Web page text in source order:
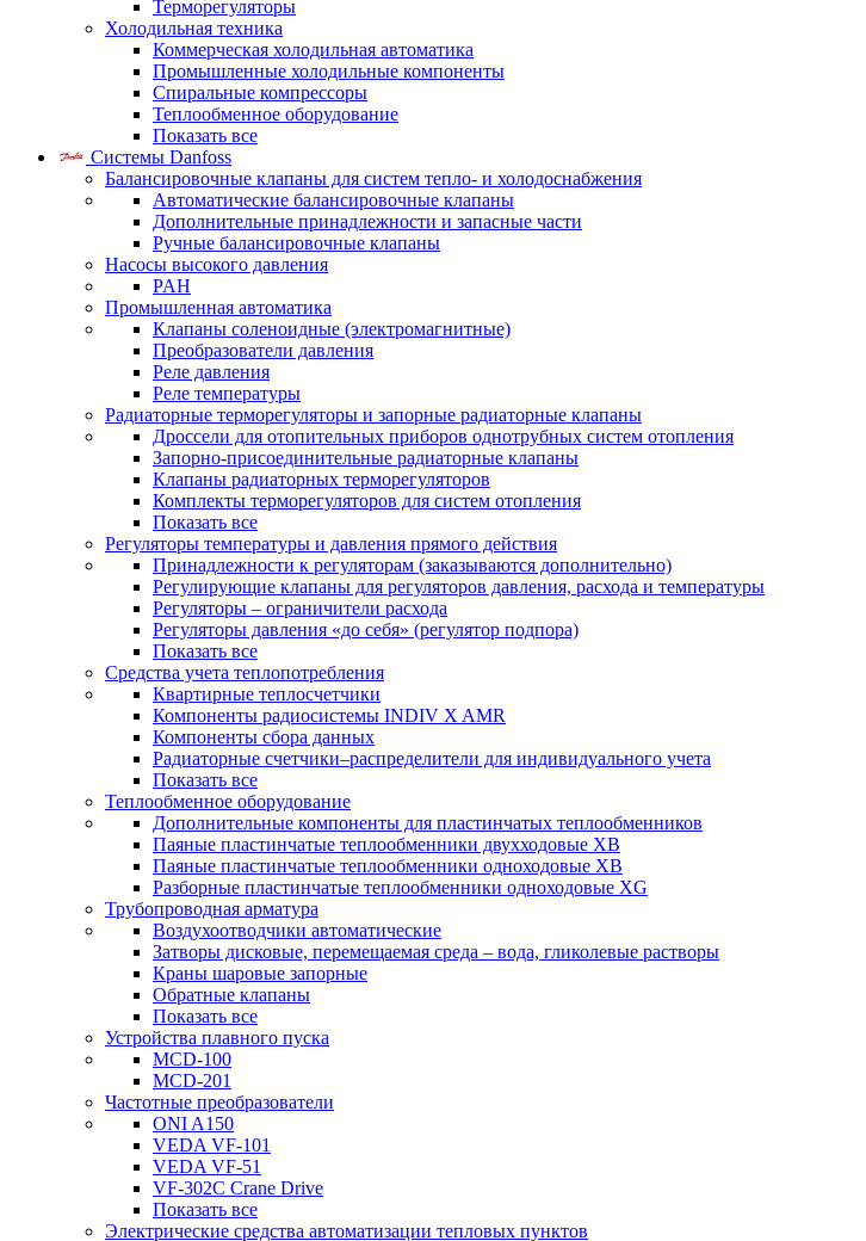
Терморегуляторы
Холодильная техника
Коммерческая холодильная автоматика
Промышленные холодильные компоненты
Спиральные компрессоры
Теплообменное оборудование
Показать все
Системы Danfoss
Балансировочные клапаны для систем тепло- и холодоснабжения
Автоматические балансировочные клапаны
Дополнительные принадлежности и запасные части
Ручные балансировочные клапаны
Насосы высокого давления
PAH
Промышленная автоматика
Клапаны соленоидные (электромагнитные)
Преобразователи давления
Реле давления
Реле температуры
Радиаторные терморегуляторы и запорные радиаторные клапаны
Дроссели для отопительных приборов однотрубных систем отопления
Запорно-присоединительные радиаторные клапаны
Клапаны радиаторных терморегуляторов
Комплекты терморегуляторов для систем отопления
Показать все
Регуляторы температуры и давления прямого действия
Принадлежности к регуляторам (заказываются дополнительно)
Регулирующие клапаны для регуляторов давления, расхода и температуры
Регуляторы – ограничители расхода
Регуляторы давления «до себя» (регулятор подпора)
Показать все
Средства учета теплопотребления
Квартирные теплосчетчики
Компоненты радиосистемы INDIV X AMR
Компоненты сбора данных
Радиаторные счетчики–распределители для индивидуального учета
Показать все
Теплообменное оборудование
Дополнительные компоненты для пластинчатых теплообменников
Паяные пластинчатые теплообменники двухходовые XB
Паяные пластинчатые теплообменники одноходовые ХВ
Разборные пластинчатые теплообменники одноходовые ХG
Трубопроводная арматура
Воздухоотводчики автоматические
Затворы дисковые, перемещаемая среда – вода, гликолевые растворы
Краны шаровые запорные
Обратные клапаны
Показать все
Устройства плавного пуска
MCD-100
MCD-201
Частотные преобразователи
ONI A150
VEDA VF-101
VEDA VF-51
VF-302C Crane Drive
Показать все
Электрические средства автоматизации тепловых пунктов